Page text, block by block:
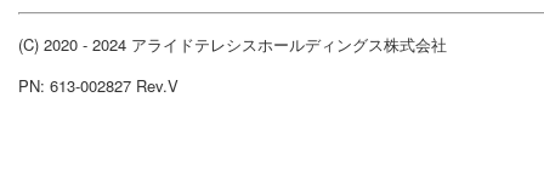
(C) 2020 - 2024 アライドテレシスホールディングス株式会社
PN: 613-002827 Rev.V